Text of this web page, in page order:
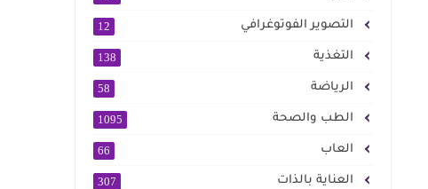
التصوير الفوتوغرافي 12
التغذية 138
الرياضة 58
الطب والصحة 1095
العاب 66
العناية بالذات 307